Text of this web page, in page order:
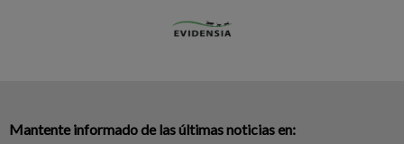
Mantente informado de las últimas noticias en: